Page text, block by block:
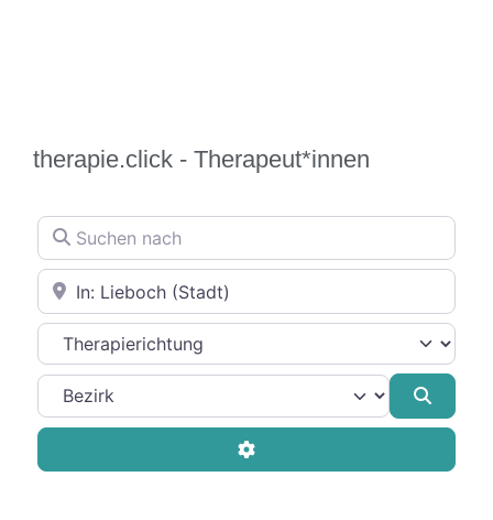
therapie.click - Therapeut*innen
Suchen nach
In der Nähe
Therapierichtung
Advanced Filters